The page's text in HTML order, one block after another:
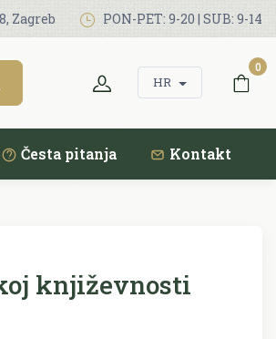
Zagreb PON-PET: 9-20 | SUB: 9-14
HR
0
Česta pitanja Kontakt
književnosti